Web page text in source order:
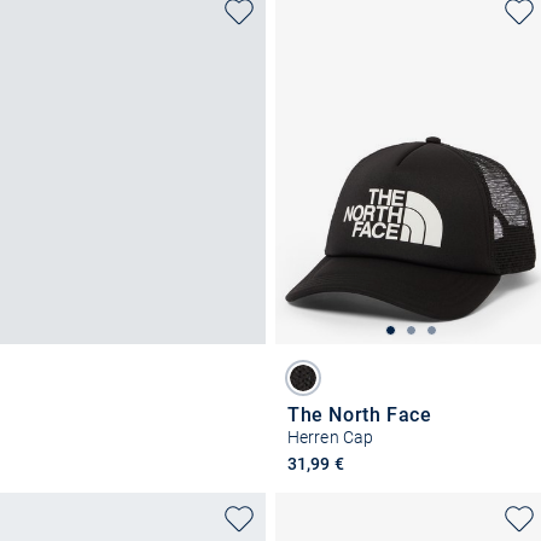
The North Face
Herren Cap
31,99 €